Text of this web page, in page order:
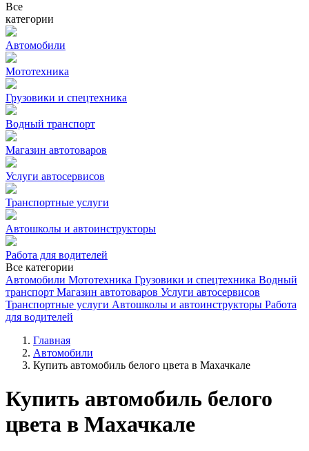
Все
категории
Автомобили
Мототехника
Грузовики и спецтехника
Водный транспорт
Магазин автотоваров
Услуги автосервисов
Транспортные услуги
Автошколы и автоинструкторы
Работа для водителей
Все категории
Автомобили Мототехника Грузовики и спецтехника Водный
транспорт Магазин автотоваров Услуги автосервисов
Транспортные услуги Автошколы и автоинструкторы Работа
для водителей
Главная
Автомобили
Купить автомобиль белого цвета в Махачкале
Купить автомобиль белого
цвета в Махачкале